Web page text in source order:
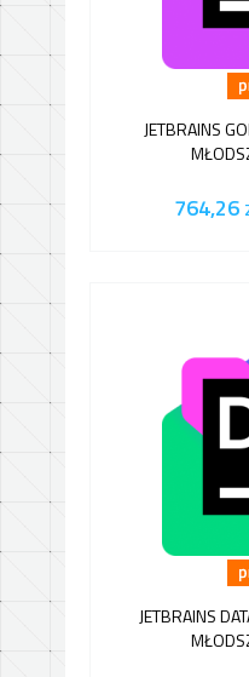
JETBRAINS
764,26
JETBRAINS